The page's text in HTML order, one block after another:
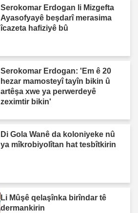
Serokomar Erdogan li Mizgefta
Ayasofyayê beşdarî merasima
îcazeta hafiziyê bû
Serokomar Erdogan: 'Em ê 20
hezar mamosteyî tayîn bikin û
artêşa xwe ya perwerdeyê
zeximtir bikin'
Di Gola Wanê da koloniyeke nû
ya mîkrobiyolîtan hat tesbîtkirin
Li Mûşê qelaşînka birîndar tê
dermankirin